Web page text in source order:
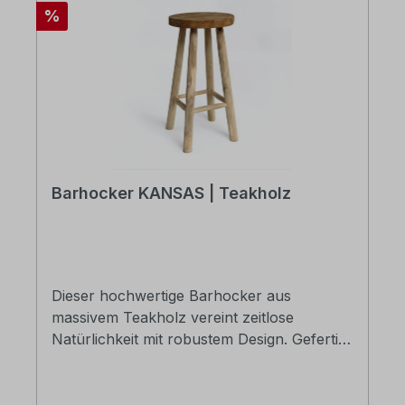
Rabatt
%
Barhocker KANSAS | Teakholz
Dieser hochwertige Barhocker aus
massivem Teakholz vereint zeitlose
Natürlichkeit mit robustem Design. Gefertigt